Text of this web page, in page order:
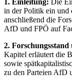
1. Einleitung: Die
in der Politik ein und
anschließend die
AfD und FPÖ auf
2.
Kapitel erläutert die
sowie
zu den Parteien AfD